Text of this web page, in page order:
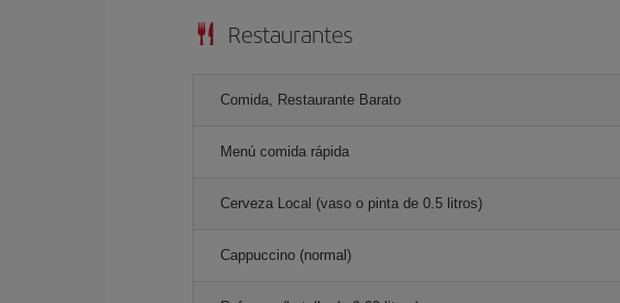
Restaurantes
Comida, Restaurante Barato
Menú comida rápida
Cerveza Local (vaso o pinta de 0.5 litros)
Cappuccino (normal)